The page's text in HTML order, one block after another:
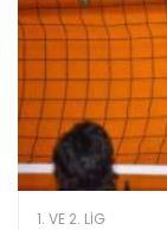
1. VE 2. LIG